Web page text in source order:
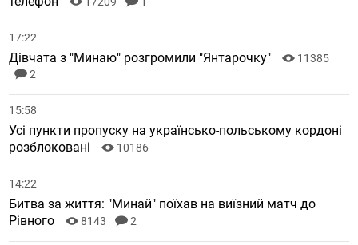
17:22
Дівчата з "Минаю" розгромили "Янтарочку"
11385
2
15:58
Усі пункти пропуску на українсько-польському кордоні
розблоковані
10186
14:22
Битва за життя: "Минай" поїхав на виїзний матч до
Рівного
8143 2